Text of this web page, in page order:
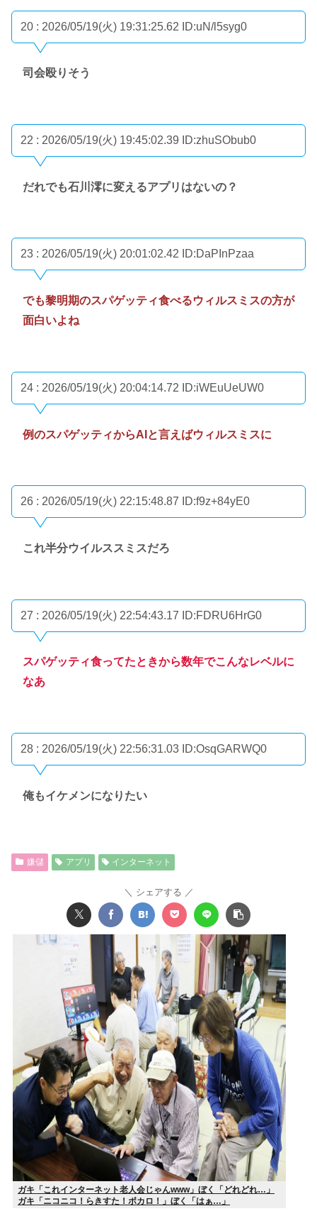
20 : 2026/05/19(火) 19:31:25.62 ID:uN/l5syg0
司会殴りそう
22 : 2026/05/19(火) 19:45:02.39 ID:zhuSObub0
だれでも石川澪に変えるアプリはないの？
23 : 2026/05/19(火) 20:01:02.42 ID:DaPInPzaa
でも黎明期のスパゲッティ食べるウィルスミスの方が
面白いよね
24 : 2026/05/19(火) 20:04:14.72 ID:iWEuUeUW0
例のスパゲッティからAIと言えばウィルスミスに
26 : 2026/05/19(火) 22:15:48.87 ID:f9z+84yE0
これ半分ウイルススミスだろ
27 : 2026/05/19(火) 22:54:43.17 ID:FDRU6HrG0
スパゲッティ食ってたときから数年でこんなレベルに
なあ
28 : 2026/05/19(火) 22:56:31.03 ID:OsqGARWQ0
俺もイケメンになりたい
嫌儲 アプリ インターネット
シェアする
ガキ「これインターネット老人会じゃんwww」ぼく「どれどれ…」
ガキ「ニコニコ！らきすた！ボカロ！」ぼく「はぁ…」